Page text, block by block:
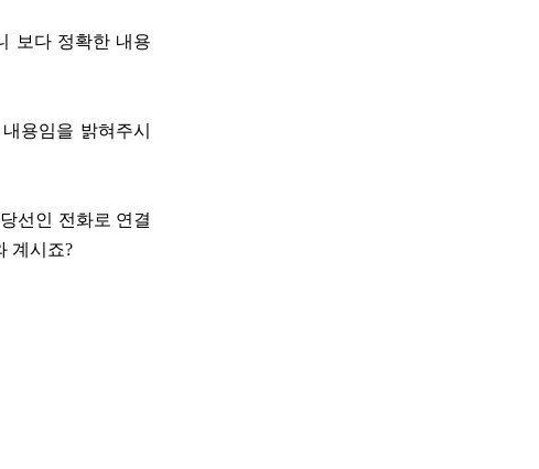
보다 정확한 내용
용임을 밝혀주시
선인 전화로 연결
계시죠?